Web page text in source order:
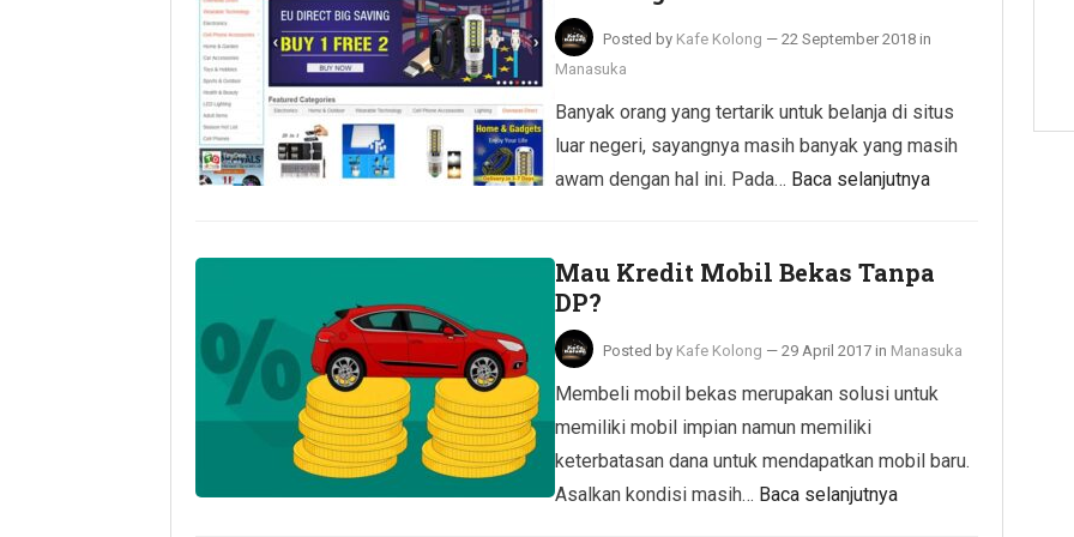
Posted by Kafe Kolong — 22 September 2018 in
Manasuka
Banyak orang yang tertarik untuk belanja di situs
luar negeri, sayangnya masih banyak yang masih
awam dengan hal ini. Pada… Baca selanjutnya
Mau Kredit Mobil Bekas Tanpa
DP?
Posted by Kafe Kolong — 29 April 2017 in Manasuka
Membeli mobil bekas merupakan solusi untuk
memiliki mobil impian namun memiliki
keterbatasan dana untuk mendapatkan mobil baru.
Asalkan kondisi masih… Baca selanjutnya